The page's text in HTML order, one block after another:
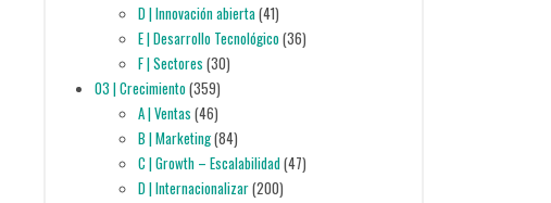
D | Innovación abierta(41)
E | Desarrollo Tecnológico(36)
F | Sectores (30)
03 | Crecimiento(359)
A | Ventas (46)
B | Marketing(84)
C | Growth – Escalabilidad(47)
D | Internacionalizar(200)